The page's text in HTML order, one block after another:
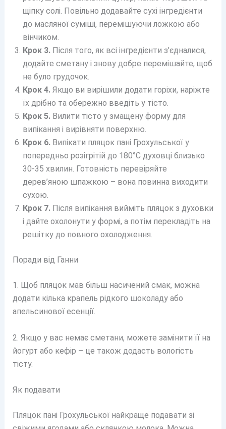
щіпку солі. Повільно додавайте сухі інгредієнти
до масляної суміші, перемішуючи ложкою або
вінчиком.
Крок 3.Після того, як всі інгредієнти з’єдналися,
додайте сметану і знову добре перемішайте, щоб
не було грудочок.
Крок 4.Якщо ви вирішили додати горіхи, наріжте
їх дрібно та обережно введіть у тісто.
Крок 5.Вилити тісто у змащену форму для
випікання і вирівняти поверхню.
Крок 6.Випікати пляцок пані Грохульської у
попередньо розігрітій до 180°C духовці близько
30-35 хвилин. Готовність перевіряйте
дерев’яною шпажкою – вона повинна виходити
сухою.
Крок 7.Після випікання вийміть пляцок з духовки
і дайте охолонути у формі, а потім перекладіть на
решітку до повного охолодження.
Поради від Ганни
1. Щоб пляцок мав більш насичений смак, можна
додати кілька крапель рідкого шоколаду або
апельсинової есенції.
2. Якщо у вас немає сметани, можете замінити її на
йогурт або кефір – це також додасть вологість
тісту.
Як подавати
Пляцок пані Грохульської найкраще подавати зі